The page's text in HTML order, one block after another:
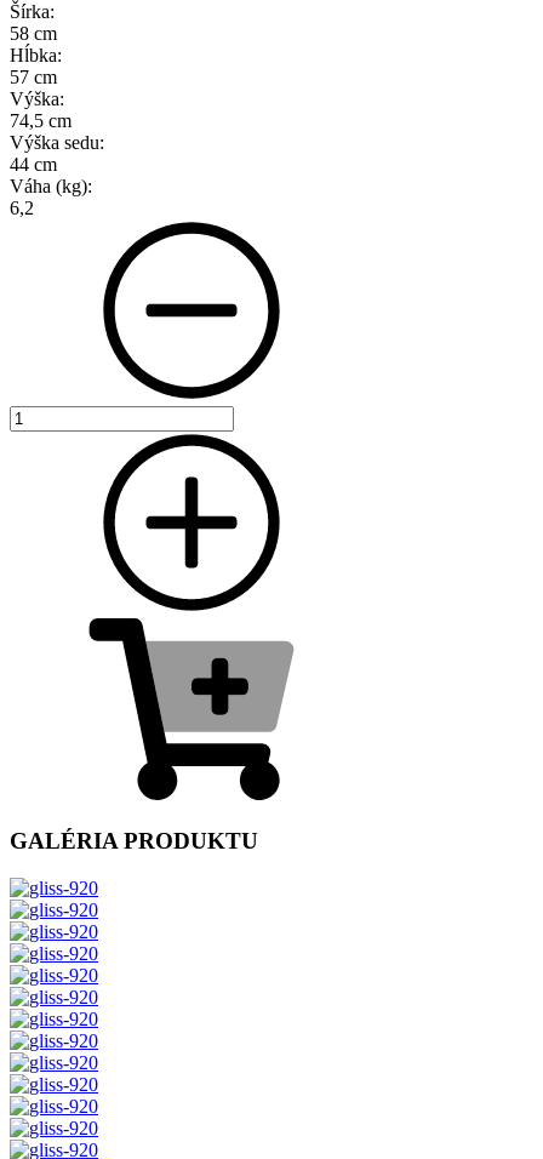
Šírka:
58 cm
Hĺbka:
57 cm
Výška:
74,5 cm
Výška sedu:
44 cm
Váha (kg):
6,2
GALÉRIA PRODUKTU